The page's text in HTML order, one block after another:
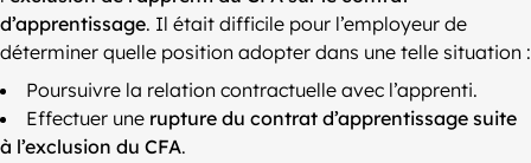
d’apprentissage. Il était difficile pour l’employeur de
déterminer quelle position adopter dans une telle situation :
Poursuivre la relation contractuelle avec l’apprenti.
Effectuer une rupture du contrat d’apprentissage suite
à l’exclusion du CFA.